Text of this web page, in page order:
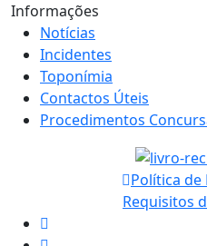
Informações
Notícias
Incidentes
Toponímia
Contactos Úteis
Procedimentos
Política de
Requisitos